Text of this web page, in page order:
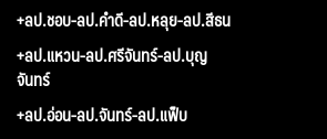
+ลป.ชอบ-ลป.คำดี-ลป.หลุย-ลป.สีธน
+ลป.แหวน-ลป.ศรีจันทร์-ลป.บุญ
จันทร์
+ลป.อ่อน-ลป.จันทร์-ลป.แฟ็บ